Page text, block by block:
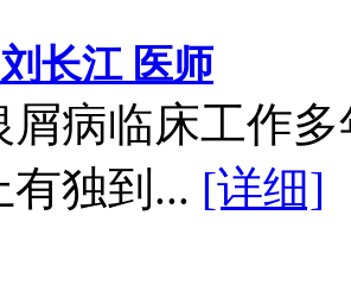
刘长江 医师
屑病临床工作
有独到... [详细]